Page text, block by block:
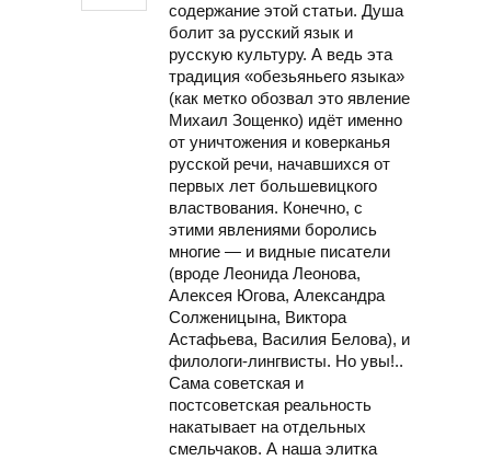
содержание этой статьи. Душа
болит за русский язык и
русскую культуру. А ведь эта
традиция «обезьяньего языка»
(как метко обозвал это явление
Михаил Зощенко) идёт именно
от уничтожения и коверканья
русской речи, начавшихся от
первых лет большевицкого
властвования. Конечно, с
этими явлениями боролись
многие — и видные писатели
(вроде Леонида Леонова,
Алексея Югова, Александра
Солженицына, Виктора
Астафьева, Василия Белова), и
филологи-лингвисты. Но увы!..
Сама советская и
постсоветская реальность
накатывает на отдельных
смельчаков. А наша элитка